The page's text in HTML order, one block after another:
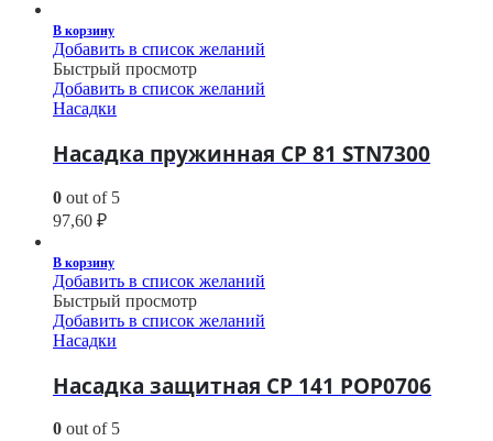
В корзину
Добавить в список желаний
Быстрый просмотр
Добавить в список желаний
Насадки
Насадка пружинная CP 81 STN7300
0 out of 5
97,60 ₽
В корзину
Добавить в список желаний
Быстрый просмотр
Добавить в список желаний
Насадки
Насадка защитная CP 141 POP0706
0 out of 5